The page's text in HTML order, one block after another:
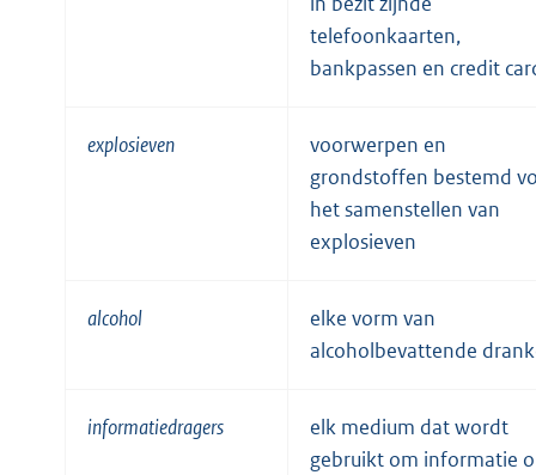
telefoonkaarten,
bankpassen en credit
explosieven
voorwerpen en
grondstoffen bestemd
het samenstellen van
explosieven
alcohol
elke vorm van
alcoholbevattende
informatiedragers
elk medium dat wordt
gebruikt om informatie